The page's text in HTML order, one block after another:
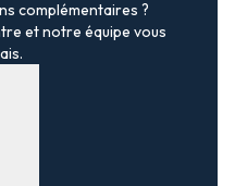
complémentaires ?
et notre équipe vous